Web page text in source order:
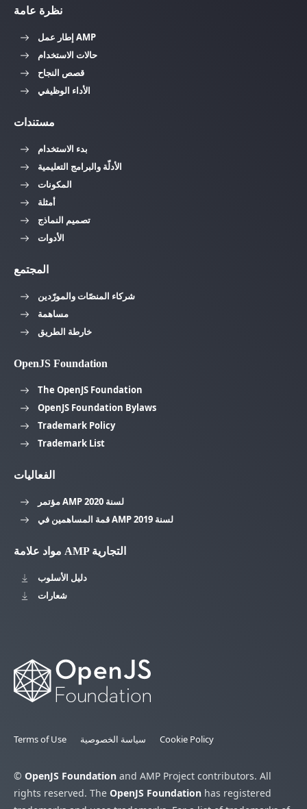
نظرة عامة
إطار عمل AMP
حالات الاستخدام
قصص النجاح
الأداء الوظيفي
مستندات
بدء الاستخدام
الأدلّة والبرامج التعليمية
المكونات
أمثلة
تصميم النماذج
الأدوات
المجتمع
شركاء المنصّات والمورّدين
مساهمة
خارطة الطريق
OpenJS Foundation
The OpenJS Foundation
OpenJS Foundation Bylaws
Trademark Policy
Trademark List
الفعاليات
مؤتمر AMP لسنة 2020
قمة المساهمين في AMP لسنة 2019
مواد علامة AMP التجارية
دليل الأسلوب
شعارات
Terms of Use سياسة الخصوصية Cookie Policy
© OpenJS Foundation and AMP Project contributors. All
rights reserved. The OpenJS Foundation has registered